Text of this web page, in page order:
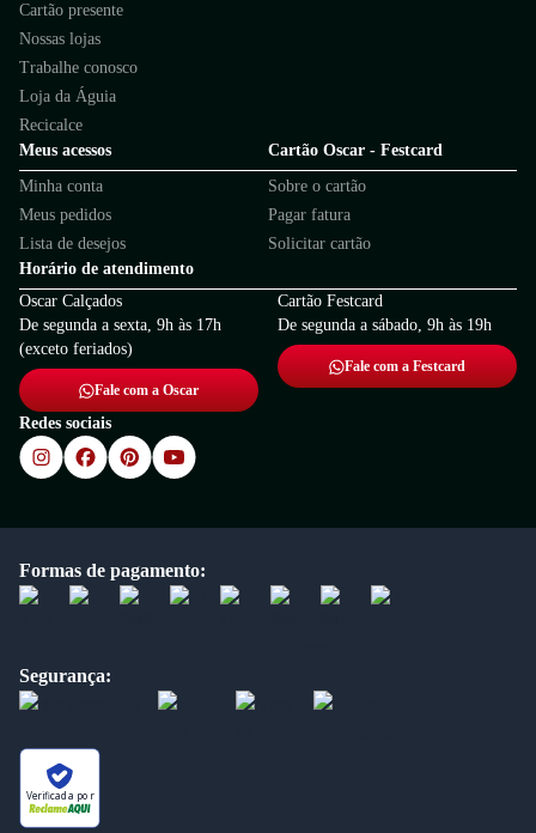
Cartão presente
Nossas lojas
Trabalhe conosco
Loja da Águia
Recicalce
Meus acessos
Minha conta
Meus pedidos
Lista de desejos
Cartão Oscar - Festcard
Sobre o cartão
Pagar fatura
Solicitar cartão
Horário de atendimento
Oscar Calçados
De segunda a sexta, 9h às 17h
(exceto feriados)
Fale com a Oscar
Cartão Festcard
De segunda a sábado, 9h às 19h
Fale com a Festcard
Redes sociais
Formas de pagamento:
Segurança:
Verificada por